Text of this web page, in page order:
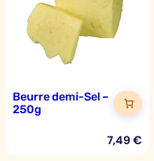
Beurre demi-Sel –
250g
7,49€